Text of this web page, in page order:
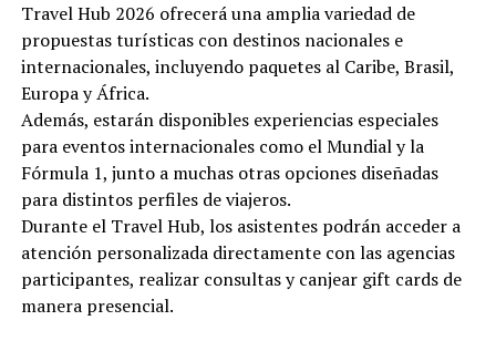
Travel Hub 2026 ofrecerá una amplia variedad de
propuestas turísticas con destinos nacionales e
internacionales, incluyendo paquetes al Caribe, Brasil,
Europa y África.
Además, estarán disponibles experiencias especiales
para eventos internacionales como el Mundial y la
Fórmula 1, junto a muchas otras opciones diseñadas
para distintos perfiles de viajeros.
Durante el Travel Hub, los asistentes podrán acceder a
atención personalizada directamente con las agencias
participantes, realizar consultas y canjear gift cards de
manera presencial.